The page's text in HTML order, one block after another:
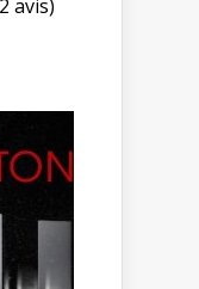
avis)